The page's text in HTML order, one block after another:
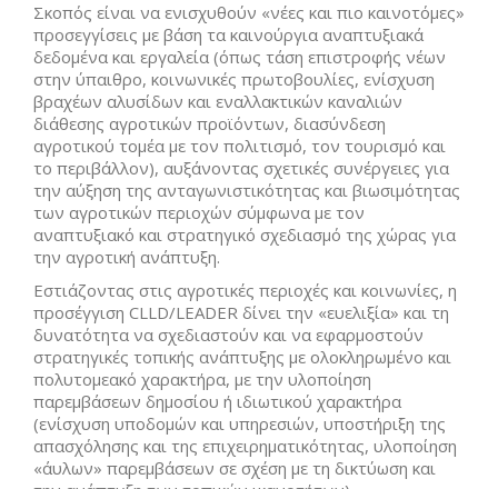
Σκοπός είναι να ενισχυθούν «νέες και πιο καινοτόμες»
προσεγγίσεις με βάση τα καινούργια αναπτυξιακά
δεδομένα και εργαλεία (όπως τάση επιστροφής νέων
στην ύπαιθρο, κοινωνικές πρωτοβουλίες, ενίσχυση
βραχέων αλυσίδων και εναλλακτικών καναλιών
διάθεσης αγροτικών προϊόντων, διασύνδεση
αγροτικού τομέα με τον πολιτισμό, τον τουρισμό και
το περιβάλλον), αυξάνοντας σχετικές συνέργειες για
την αύξηση της ανταγωνιστικότητας και βιωσιμότητας
των αγροτικών περιοχών σύμφωνα με τον
αναπτυξιακό και στρατηγικό σχεδιασμό της χώρας για
την αγροτική ανάπτυξη.
Εστιάζοντας στις αγροτικές περιοχές και κοινωνίες, η
προσέγγιση CLLD/LEADER δίνει την «ευελιξία» και τη
δυνατότητα να σχεδιαστούν και να εφαρμοστούν
στρατηγικές τοπικής ανάπτυξης με ολοκληρωμένο και
πολυτομεακό χαρακτήρα, με την υλοποίηση
παρεμβάσεων δημοσίου ή ιδιωτικού χαρακτήρα
(ενίσχυση υποδομών και υπηρεσιών, υποστήριξη της
απασχόλησης και της επιχειρηματικότητας, υλοποίηση
«άυλων» παρεμβάσεων σε σχέση με τη δικτύωση και